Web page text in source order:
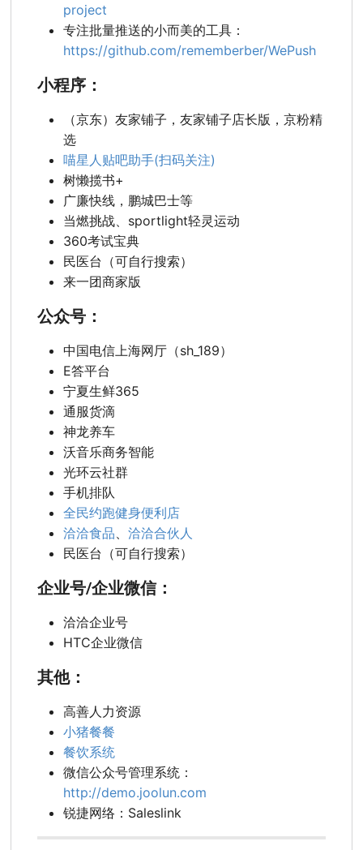
project
专注批量推送的小而美的工具：
https://github.com/rememberber/WePush
小程序：
（京东）友家铺子，友家铺子店长版，京粉精
选
喵星人贴吧助手(扫码关注)
树懒揽书+
广廉快线，鹏城巴士等
当燃挑战、sportlight轻灵运动
360考试宝典
民医台（可自行搜索）
来一团商家版
公众号：
中国电信上海网厅（sh_189）
E答平台
宁夏生鲜365
通服货滴
神龙养车
沃音乐商务智能
光环云社群
手机排队
全民约跑健身便利店
洽洽食品
洽洽合伙人
民医台（可自行搜索）
企业号/企业微信：
洽洽企业号
HTC企业微信
其他：
高善人力资源
小猪餐餐
餐饮系统
微信公众号管理系统：
http://demo.joolun.com
锐捷网络：Saleslink